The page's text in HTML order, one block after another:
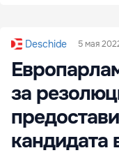
Deschide 5 мая
за
кандидата